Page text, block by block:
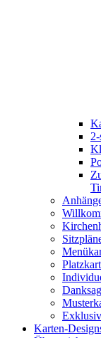
Karten-